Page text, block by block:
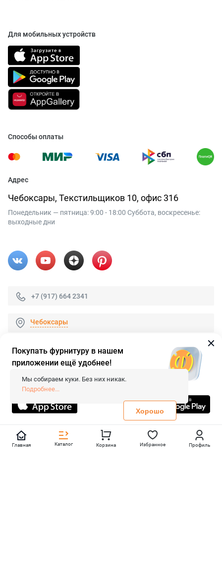
Для мобильных устройств
Способы оплаты
Адрес
Чебоксары, Текстильщиков 10, офис 316
Понедельник — пятница: 9:00 - 18:00 Суббота, воскресенье:
выходные дни
+7 (917) 664 2341
Чебоксары
© 2026 «FieraShop.ru»
Сопровождение сайта
- Вебформат.
Все права защищены.
Не является публичной офертой
Политика конфиденциальности
Главная Каталог Корзина Избранное Профиль
Покупать фурнитуру в нашем
приложении ещё удобнее!
Мы собираем куки. Без них никак.
Подробнее...
Хорошо